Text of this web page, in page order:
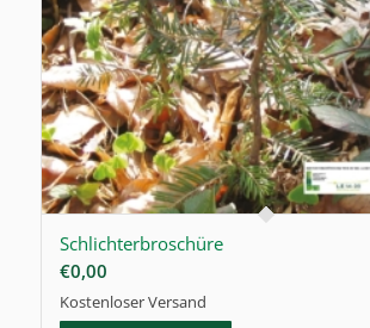
Schlichterbroschüre
€0,00
Kostenloser Versand